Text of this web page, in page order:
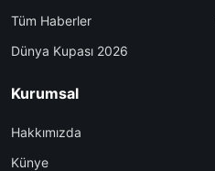
Tüm Haberler
Dünya Kupası 2026
Kurumsal
Hakkımızda
Künye